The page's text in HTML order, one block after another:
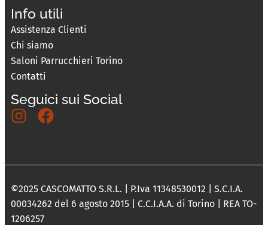
Info utili
Assistenza Clienti
Chi siamo
Saloni Parrucchieri Torino
Contatti
Seguici sui Social
©2025 CASCOMATTO S.R.L. | P.Iva 11348530012 | S.C.I.A.
00034262 del 6 agosto 2015 | C.C.I.A.A. di Torino | REA TO-
1206257